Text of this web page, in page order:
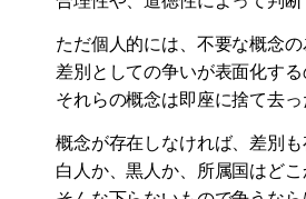
ただ個人的には、不要な概念の
差別としての争いが表面化する
それらの概念は即座に捨て去っ
概念が存在しなければ、差別も
白人か、黒人か、所属国はどこ